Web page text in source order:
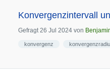
Konvergenzintervall
Gefragt 26 Jul 2024 von
konvergenz